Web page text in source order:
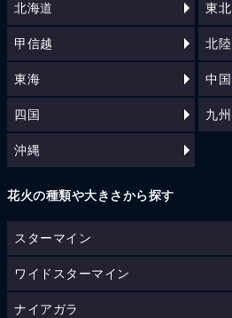
北海道 東北
甲信越 北陸
東海 中国
四国 九州
沖縄
花火の種類や大きさから探す
スターマイン
ワイドスターマイン
ナイアガラ